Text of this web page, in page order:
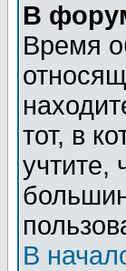
В
Время
тот, в
учтите,
В